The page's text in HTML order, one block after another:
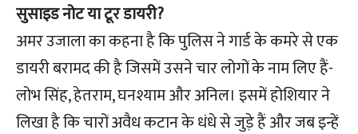
सुसाइड नोट या टूर डायरी?
अमर उजाला का कहना है कि पुलिस ने गार्ड के कमरे से एक
डायरी बरामद की है जिसमें उसने चार लोगों के नाम लिए हैं-
लोभ सिंह, हेतराम, घनश्याम और अनिल। इसमें होशियार ने
लिखा है कि चारों अवैध कटान के धंधे से जुड़े हैं और जब इन्हें